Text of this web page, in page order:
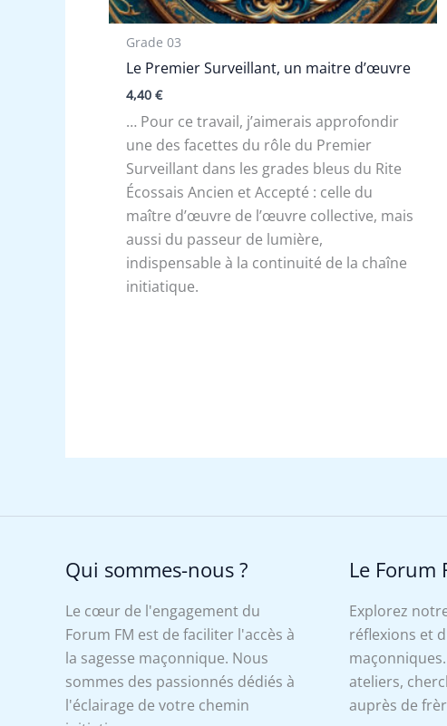
Grade 03
Le Premier Surveillant, un maitre d’œuvre
4,40€
… Pour ce travail, j’aimerais approfondir
une des facettes du rôle du Premier
Surveillant dans les grades bleus du Rite
Écossais Ancien et Accepté : celle du
maître d’œuvre de l’œuvre collective, mais
aussi du passeur de lumière,
indispensable à la continuité de la chaîne
initiatique.
Qui sommes-nous ?
Le cœur de l'engagement du
Forum FM est de faciliter l'accès à
la sagesse maçonnique. Nous
sommes des passionnés dédiés à
l'éclairage de votre chemin
Le Forum
Explorez
réflexions et
ateliers,
auprès de